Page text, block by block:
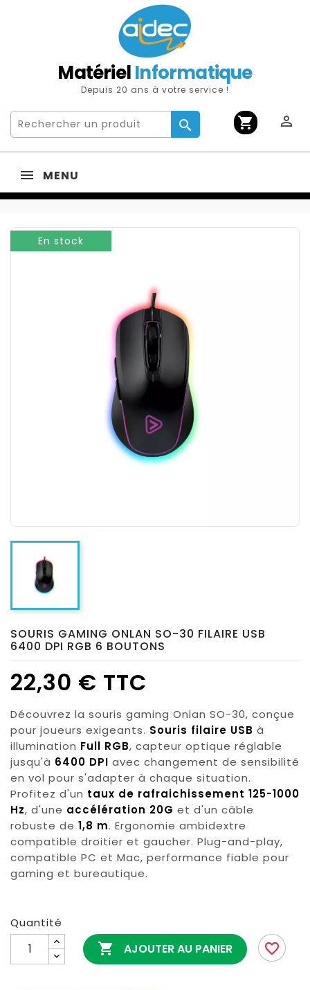
MatérielInformatique
Depuis 20 ans à votre service !
 shopping_cart 
MENU
En stock
SOURIS GAMING ONLAN SO-30 FILAIRE USB
6400 DPI RGB 6 BOUTONS
22,30 € TTC
Découvrez la souris gaming Onlan SO-30, conçue
pour joueurs exigeants. Souris filaire USB à
illumination Full RGB, capteur optique réglable
jusqu'à 6400 DPI avec changement de sensibilité
en vol pour s'adapter à chaque situation.
Profitez d'un taux de rafraichissement 125-1000
Hz, d'une accélération 20G et d'un câble
robuste de 1,8 m. Ergonomie ambidextre
compatible droitier et gaucher. Plug-and-play,
compatible PC et Mac, performance fiable pour
gaming et bureautique.
Quantité
 AJOUTER AU PANIER favorite_border